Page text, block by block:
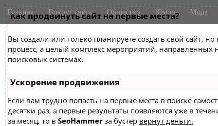
Как продвинуть сайт на первые места?
Вы создали или только планируете создать свой сайт,
процесс, а целый комплекс мероприятий,
поисковых системах.
Ускорение продвижения
Если вам трудно попасть на первые места в поиске
десятки раз, а первые результаты появляются уже в
за месяц, то в SeoHammer за бустер вернут деньги.
M
a
n
m
e
n
u
i
Главная Вокруг света Общество Юмор Мода